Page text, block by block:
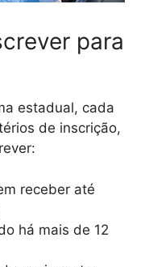
para
estadual, cada
de inscrição,
receber até
há mais de 12